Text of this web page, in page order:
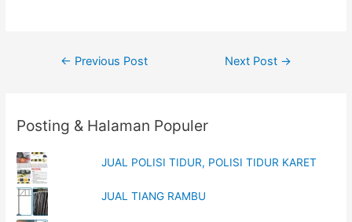
i
n
o
w
)
n
s
w
i
Post
← Previous Post Next Post →
Posting & Halaman Populer
JUAL POLISI TIDUR, POLISI TIDUR KARET
JUAL TIANG RAMBU